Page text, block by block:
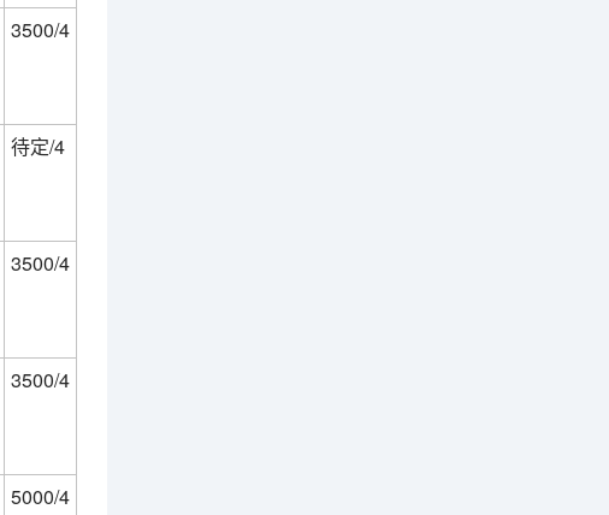
3500/4
待定/4
3500/4
3500/4
5000/4